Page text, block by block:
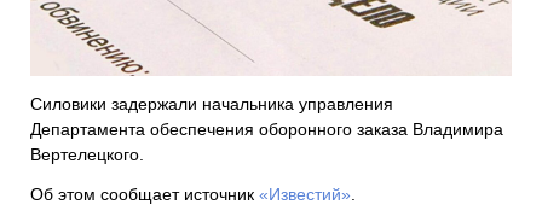
Силовики задержали начальника управления
Департамента обеспечения оборонного заказа Владимира
Вертелецкого.
Об этом сообщает источник «Известий»